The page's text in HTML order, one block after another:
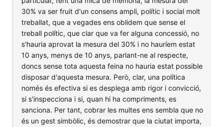
30% va ser fruit d'un consens ampli, polític i social molt
treballat, que a vegades ens oblidem que sense el
treball polític, que clar que va fer alguna concessió, no
s'hauria aprovat la mesura del 30% i no hauríem estat
10 anys, menys de 10 anys, parlant-ne al respecte,
doncs sense tota aquesta feina no hauria estat possible
disposar d'aquesta mesura. Però, clar, una política
només és efectiva si es desplega amb rigor i convicció,
si s'inspecciona i si, quan hi ha compriments, es
sanciona. Per tant, cobrar les multes ens sembla que no
és un gest simbòlic, és demostrar que la ciutat importa,